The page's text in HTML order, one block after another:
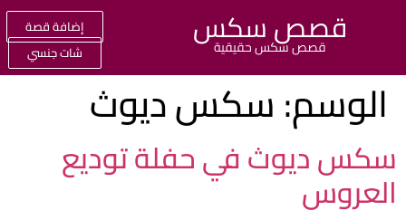
قصص سكس
قصص سكس حقيقية
إضافة قصة
شات جنسي
سكس ديوث
ديوث في حفلة توديع